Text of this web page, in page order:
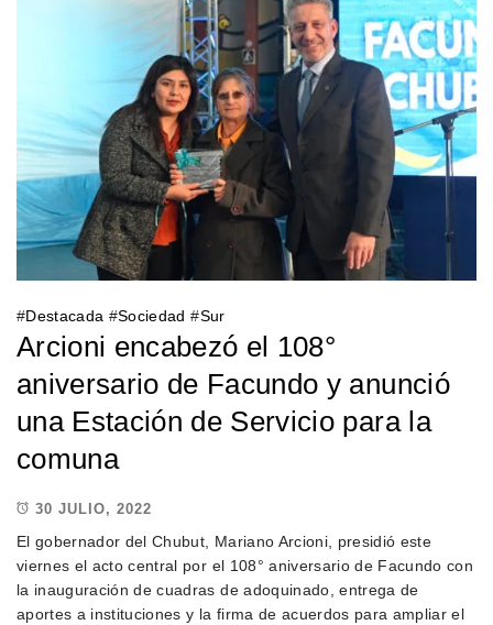
#Destacada #Sociedad #Sur
Arcioni encabezó el 108°
aniversario de Facundo y anunció
una Estación de Servicio para la
comuna
30 JULIO, 2022
El gobernador del Chubut, Mariano Arcioni, presidió este
viernes el acto central por el 108° aniversario de Facundo con
la inauguración de cuadras de adoquinado, entrega de
aportes a instituciones y la firma de acuerdos para ampliar el